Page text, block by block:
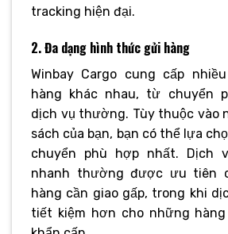
tracking hiện đại.
2. Đa dạng hình thức gửi hàng
Winbay Cargo cung cấp
hàng khác nhau, từ chuyển
dịch vụ thường. Tùy thuộc vào
sách của bạn, bạn có thể lựa
chuyển phù hợp nhất. Dịch
nhanh thường được ưu tiên
hàng cần giao gấp, trong khi
tiết kiệm hơn cho những